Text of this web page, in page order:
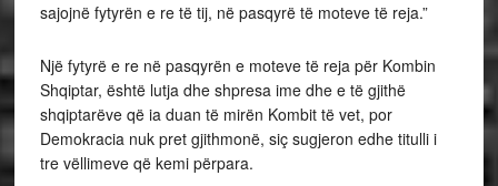
sajojnë fytyrën e re të tij, në pasqyrë të moteve të reja.”
Një fytyrë e re në pasqyrën e moteve të reja për Kombin
Shqiptar, është lutja dhe shpresa ime dhe e të gjithë
shqiptarëve që ia duan të mirën Kombit të vet, por
Demokracia nuk pret gjithmonë, siç sugjeron edhe titulli i
tre vëllimeve që kemi përpara.